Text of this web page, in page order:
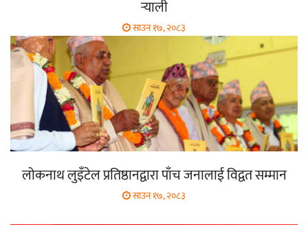
र्‍याली
साउन १७, २०८३
लोकनाथ लुइँटेल प्रतिष्ठानद्वारा पाँच जनालाई विद्वत सम्मान
साउन १७, २०८३